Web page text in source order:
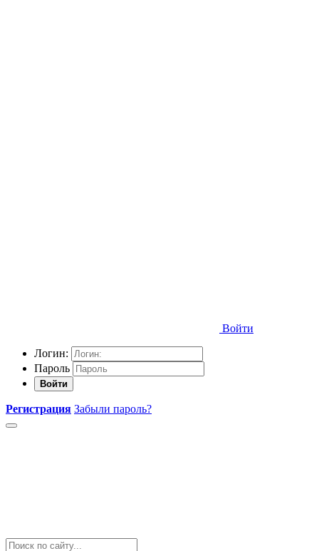
Войти
Логин:
Пароль
Войти
Регистрация Забыли пароль?